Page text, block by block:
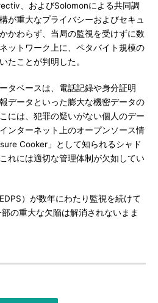
、およびSolomonによる共同調
が重大なプライバシーおよびセキュ
かわらず、当局の監視を受けずに数
ットワーク上に、ペタバイト規模の
たことが判明した。
タベースは、電話記録や身分証明
データといった膨大な機密データの
には、犯罪の疑いがない個人のデー
ンターネット上のオープンソース情
Cooker」として知られるシャド
れには適切な管理体制が欠如してい
）が数年にわたり監視を続けて
の重大な欠陥は解消されないまま